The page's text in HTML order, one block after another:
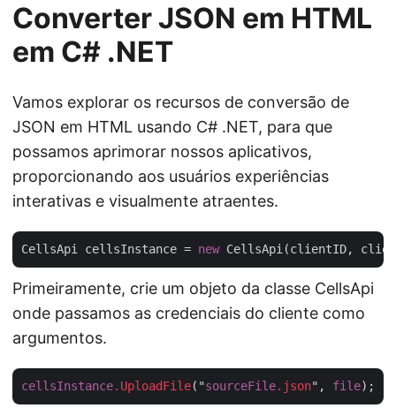
Converter JSON em HTML
em C# .NET
Vamos explorar os recursos de conversão de
JSON em HTML usando C# .NET, para que
possamos aprimorar nossos aplicativos,
proporcionando aos usuários experiências
interativas e visualmente atraentes.
CellsApi cellsInstance = new
Primeiramente, crie um objeto da classe CellsApi
onde passamos as credenciais do cliente como
argumentos.
cellsInstance.UploadFile("sourceFile.json", file